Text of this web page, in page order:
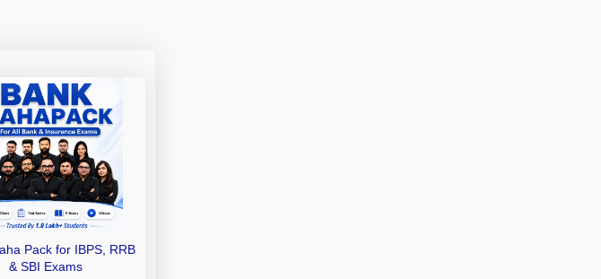
Pack for IBPS, RRB
& SBI Exams